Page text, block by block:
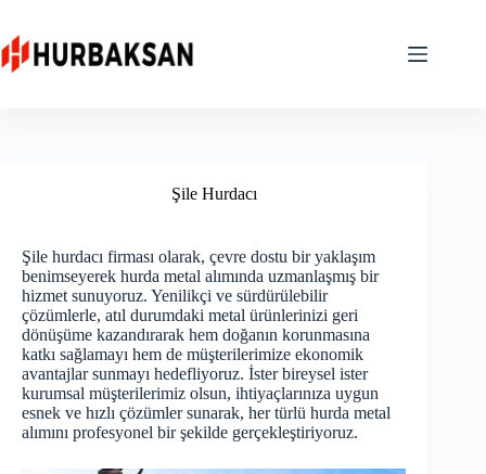
content
Şile Hurdacı
Şile hurdacı firması olarak, çevre dostu bir yaklaşım
benimseyerek hurda metal alımında uzmanlaşmış bir
hizmet sunuyoruz. Yenilikçi ve sürdürülebilir
çözümlerle, atıl durumdaki metal ürünlerinizi geri
dönüşüme kazandırarak hem doğanın korunmasına
katkı sağlamayı hem de müşterilerimize ekonomik
avantajlar sunmayı hedefliyoruz. İster bireysel ister
kurumsal müşterilerimiz olsun, ihtiyaçlarınıza uygun
esnek ve hızlı çözümler sunarak, her türlü hurda metal
alımını profesyonel bir şekilde gerçekleştiriyoruz.